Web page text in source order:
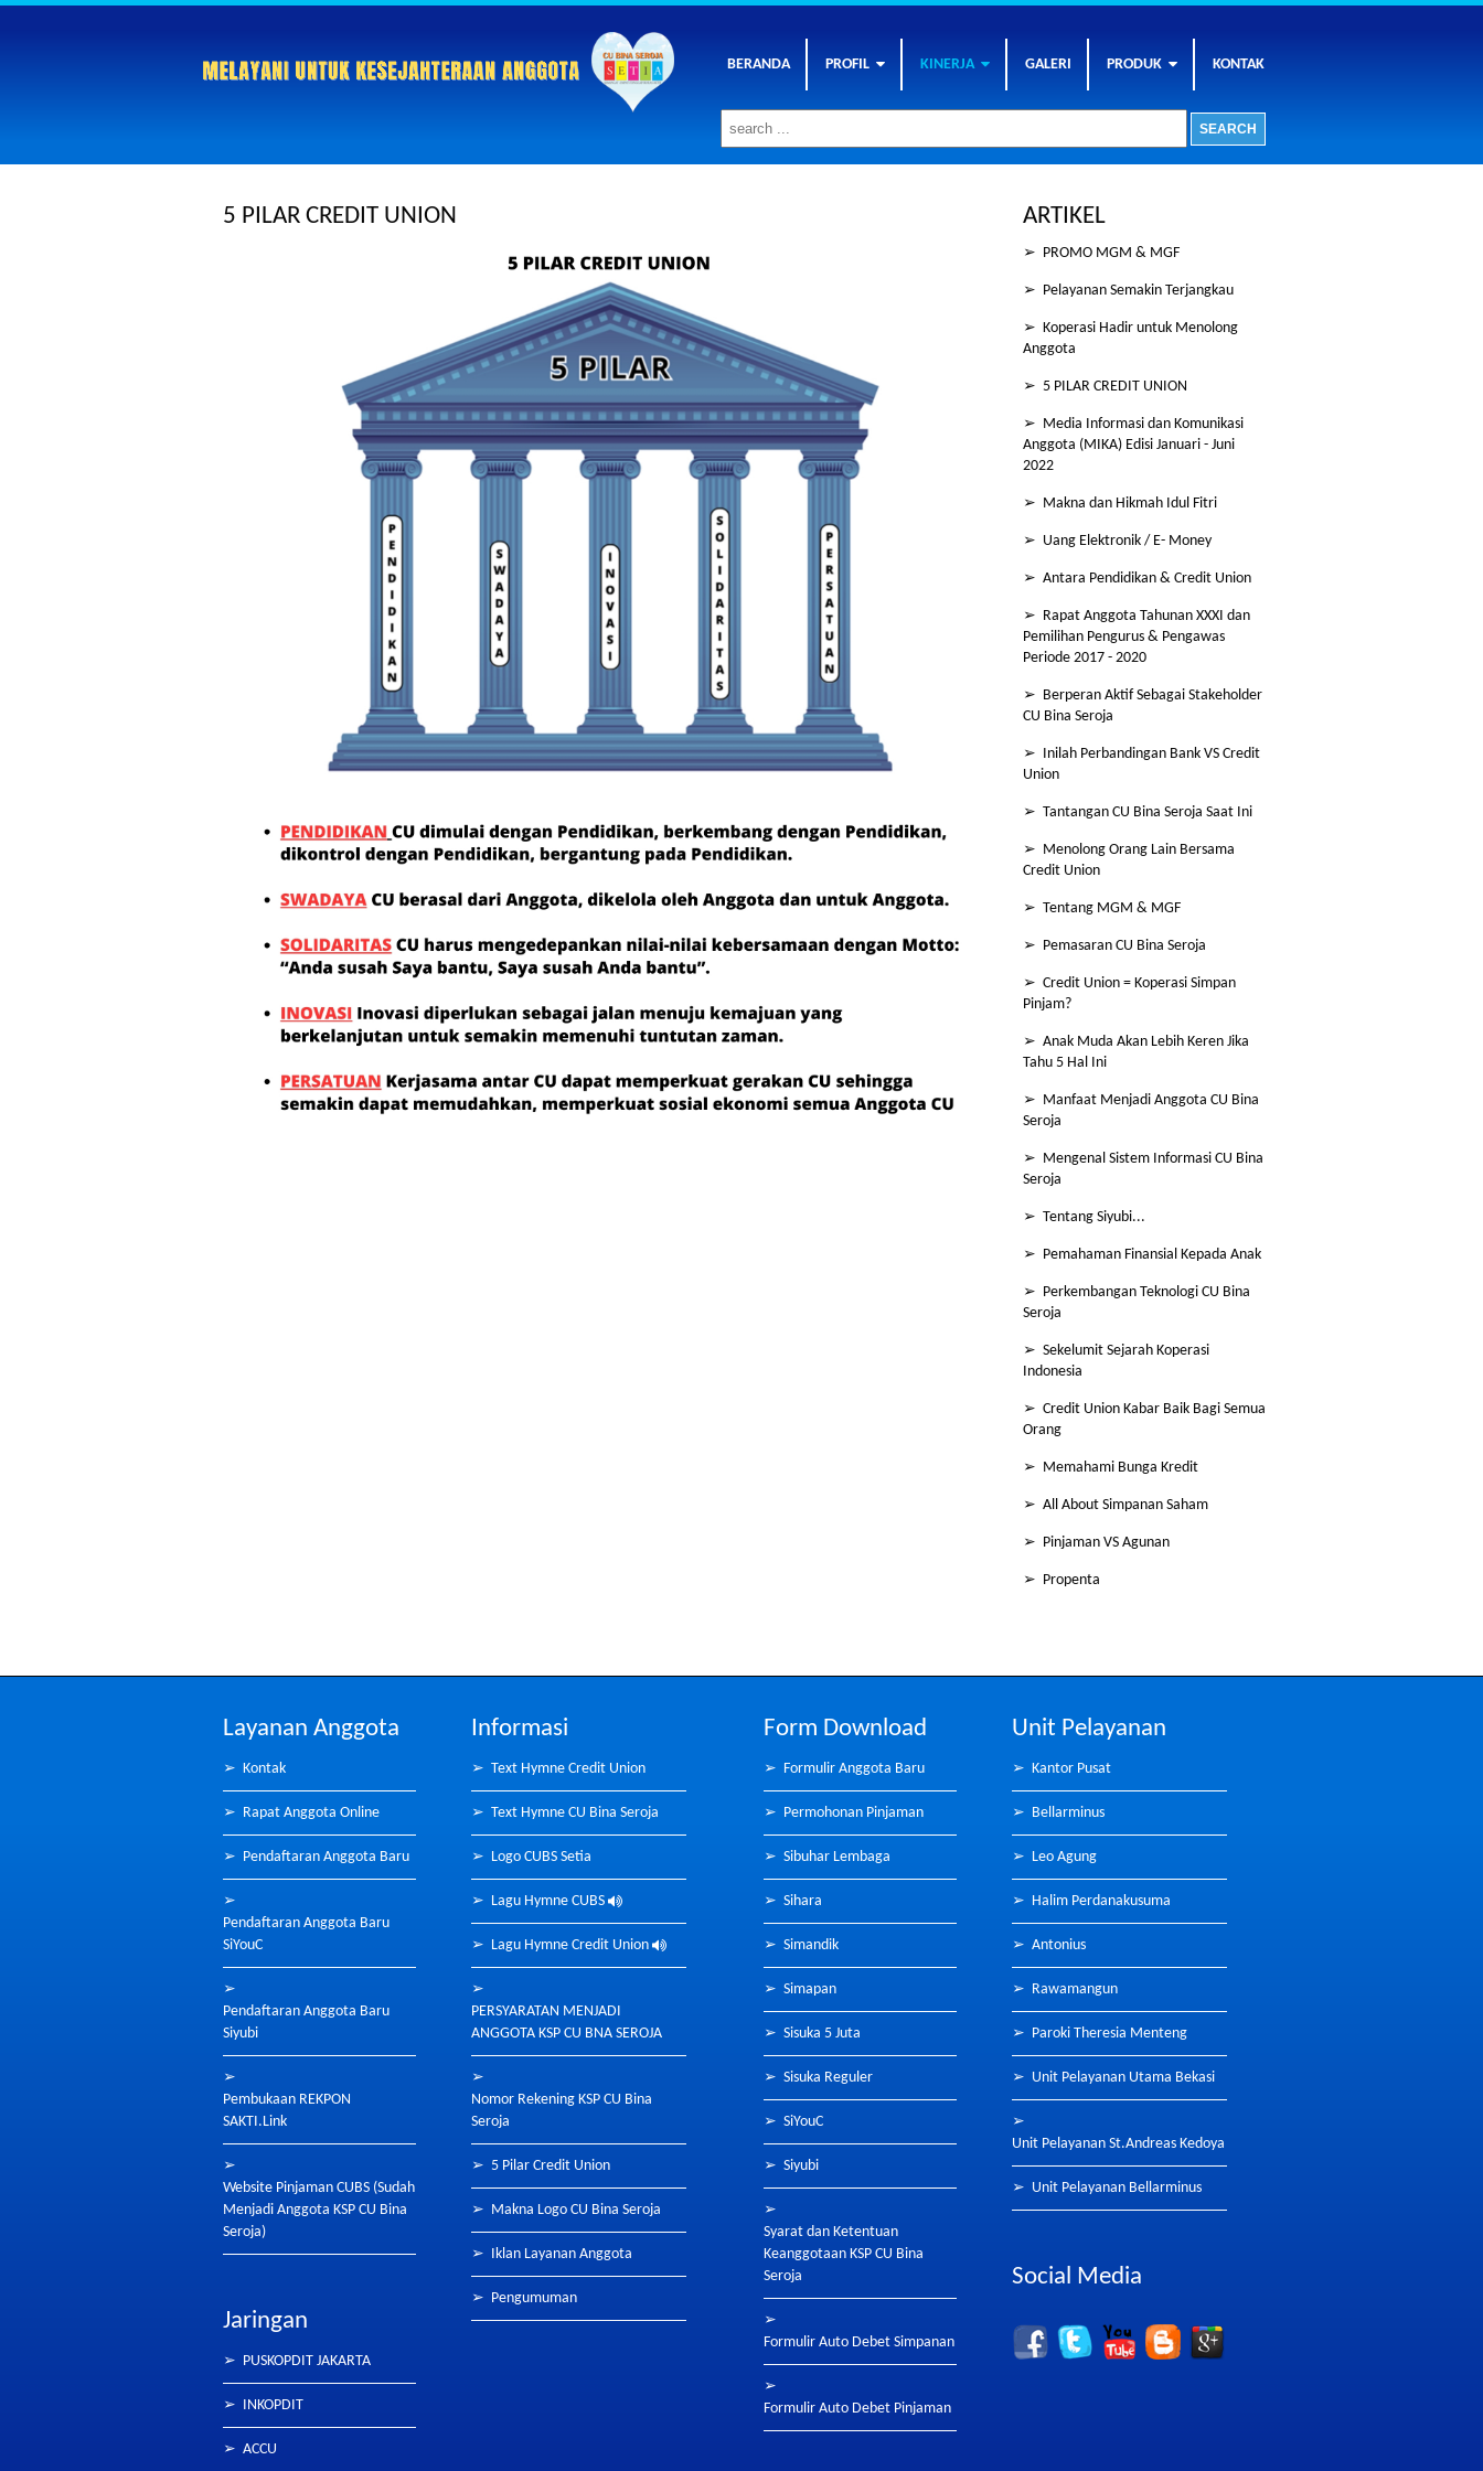
KONTAK
PRODUK
GALERI
KINERJA
PROFIL
BERANDA
5 PILAR CREDIT UNION ARTIKEL
➢ PROMO MGM & MGF
➢ Pelayanan Semakin Terjangkau
➢ Koperasi Hadir untuk Menolong
Anggota
➢ 5 PILAR CREDIT UNION
➢ Media Informasi dan Komunikasi
Anggota (MIKA) Edisi Januari - Juni
2022
➢ Makna dan Hikmah Idul Fitri
➢ Uang Elektronik / E- Money
➢ Antara Pendidikan & Credit Union
➢ Rapat Anggota Tahunan XXXI dan
Pemilihan Pengurus & Pengawas
Periode 2017 - 2020
➢ Berperan Aktif Sebagai Stakeholder
CU Bina Seroja
➢ Inilah Perbandingan Bank VS Credit
Union
➢ Tantangan CU Bina Seroja Saat Ini
➢ Menolong Orang Lain Bersama
Credit Union
➢ Tentang MGM & MGF
➢ Pemasaran CU Bina Seroja
➢ Credit Union = Koperasi Simpan
Pinjam?
➢ Anak Muda Akan Lebih Keren Jika
Tahu 5 Hal Ini
➢ Manfaat Menjadi Anggota CU Bina
Seroja
➢ Mengenal Sistem Informasi CU Bina
Seroja
➢ Tentang Siyubi...
➢ Pemahaman Finansial Kepada Anak
➢ Perkembangan Teknologi CU Bina
Seroja
➢ Sekelumit Sejarah Koperasi
Indonesia
➢ Credit Union Kabar Baik Bagi Semua
Orang
➢ Memahami Bunga Kredit
➢ All About Simpanan Saham
➢ Pinjaman VS Agunan
➢ Propenta
Layanan Anggota
➢ Kontak
➢ Rapat Anggota Online
➢ Pendaftaran Anggota Baru
➢
Pendaftaran Anggota Baru
SiYouC
➢
Pendaftaran Anggota Baru
Siyubi
➢
Pembukaan REKPON
SAKTI.Link
➢
Website Pinjaman CUBS (Sudah
Menjadi Anggota KSP CU Bina
Seroja)
Jaringan
➢ PUSKOPDIT JAKARTA
➢ INKOPDIT
➢ ACCU
Informasi
➢ Text Hymne Credit Union
➢ Text Hymne CU Bina Seroja
➢ Logo CUBS Setia
➢ Lagu Hymne CUBS
➢ Lagu Hymne Credit Union
➢
PERSYARATAN MENJADI
ANGGOTA KSP CU BNA SEROJA
➢
Nomor Rekening KSP CU Bina
Seroja
➢ 5 Pilar Credit Union
➢ Makna Logo CU Bina Seroja
➢ Iklan Layanan Anggota
➢ Pengumuman
Form Download
➢ Formulir Anggota Baru
➢ Permohonan Pinjaman
➢ Sibuhar Lembaga
➢ Sihara
➢ Simandik
➢ Simapan
➢ Sisuka 5 Juta
➢ Sisuka Reguler
➢ SiYouC
➢ Siyubi
➢
Syarat dan Ketentuan
Keanggotaan KSP CU Bina
Seroja
➢
Formulir Auto Debet Simpanan
➢
Formulir Auto Debet Pinjaman
Unit Pelayanan
➢ Kantor Pusat
➢ Bellarminus
➢ Leo Agung
➢ Halim Perdanakusuma
➢ Antonius
➢ Rawamangun
➢ Paroki Theresia Menteng
➢ Unit Pelayanan Utama Bekasi
➢
Unit Pelayanan St.Andreas Kedoya
➢ Unit Pelayanan Bellarminus
Social Media